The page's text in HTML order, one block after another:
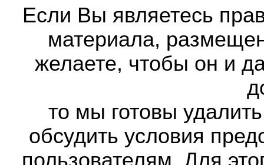
Если Вы являетесь
материала,
желаете, чтобы он и
то мы готовы
обсудить условия
пользователям. Для